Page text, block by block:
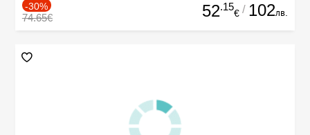
-30%
74.65€ 52.15
€ / 102лв.